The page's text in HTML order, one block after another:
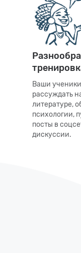
Ваши
рассуждать
литературе,
психологии,
посты в
дискуссии.